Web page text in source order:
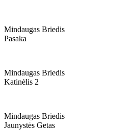
Mindaugas Briedis
Pasaka
Mindaugas Briedis
Katinėlis 2
Mindaugas Briedis
Jaunystės Getas